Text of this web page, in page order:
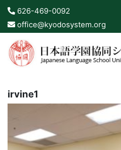
626-469-0092
office@kyodosystem.org
irvine1